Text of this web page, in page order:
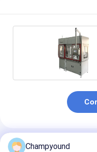
ProduitsChampyound